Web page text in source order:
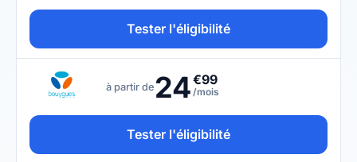
Tester l'éligibilité
à partir de 24€99
/mois
Tester l'éligibilité